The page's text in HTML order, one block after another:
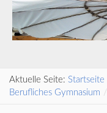
Aktuelle Seite: Startseite
Berufliches Gymnasium /